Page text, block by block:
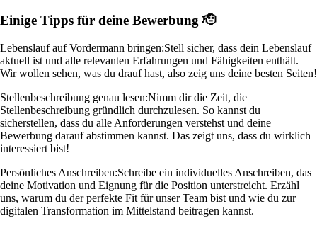
Einige Tipps für deine Bewerbung 🫡
Lebenslauf auf Vordermann bringen:Stell sicher, dass dein Lebenslauf
aktuell ist und alle relevanten Erfahrungen und Fähigkeiten enthält.
Wir wollen sehen, was du drauf hast, also zeig uns deine besten Seiten!
Stellenbeschreibung genau lesen:Nimm dir die Zeit, die
Stellenbeschreibung gründlich durchzulesen. So kannst du
sicherstellen, dass du alle Anforderungen verstehst und deine
Bewerbung darauf abstimmen kannst. Das zeigt uns, dass du wirklich
interessiert bist!
Persönliches Anschreiben:Schreibe ein individuelles Anschreiben, das
deine Motivation und Eignung für die Position unterstreicht. Erzähl
uns, warum du der perfekte Fit für unser Team bist und wie du zur
digitalen Transformation im Mittelstand beitragen kannst.